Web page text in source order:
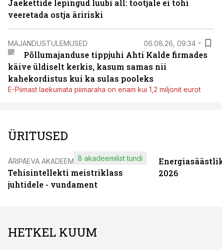
Jaekettide lepingud luubi all: tootjale ei tohi
veeretada ostja äririski
MAJANDUSTULEMUSED 06.08.26, 09:34
Põllumajanduse tippjuhi Ahti Kalde firmades
käive üldiselt kerkis, kasum samas nii
kahekordistus kui ka sulas pooleks
E-Piimast laekumata piimaraha on enam kui 1,2 miljonit eurot
ÜRITUSED
ÄRIPÄEVA AKADEEMIA
Tehisintellekti meistriklass
juhtidele - vundament
8 akadeemilist tundi
2026
HETKEL KUUM